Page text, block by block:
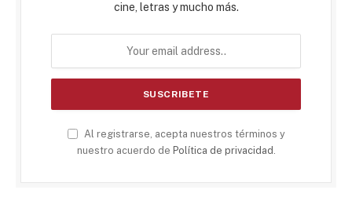
cine, letras y mucho más.
Al registrarse, acepta nuestros términos y
nuestro acuerdo de Política de privacidad .